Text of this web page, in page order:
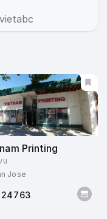
Printing
Jose